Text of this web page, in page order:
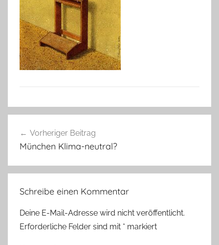
Vorheriger Beitrag
München Klima-neutral?
Schreibe einen Kommentar
Deine E-Mail-Adresse wird nicht veröffentlicht.
Erforderliche Felder sind mit * markiert